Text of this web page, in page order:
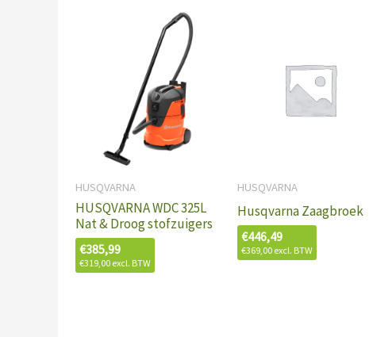
HUSQVARNA
HUSQVARNA WDC 325L
Nat & Droog stofzuigers
€385,99
€319,00excl. BTW
HUSQVARNA
Husqvarna Zaagbroek
€446,49
€369,00excl. BTW